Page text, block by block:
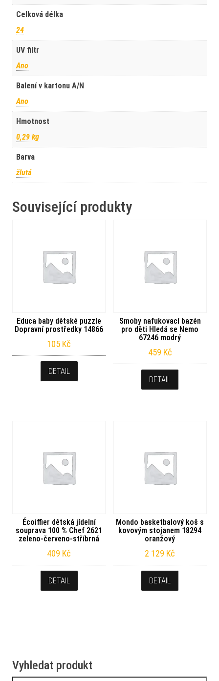
Celková délka
24
UV filtr
Ano
Balení v kartonu A/N
Ano
Hmotnost
0,29 kg
Barva
žlutá
Související produkty
Educa baby dětské puzzle
Dopravní prostředky 14866
105 Kč
DETAIL
Smoby nafukovací bazén
pro děti Hledá se Nemo
67246 modrý
459 Kč
DETAIL
Écoiffier dětská jídelní
souprava 100 % Chef 2621
zeleno-červeno-stříbrná
409 Kč
DETAIL
Mondo basketbalový koš s
kovovým stojanem 18294
oranžový
2 129 Kč
DETAIL
Vyhledat produkt